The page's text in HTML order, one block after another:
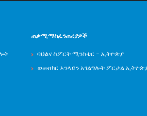
ጠቃሚ ማስፈንጠሪያዎች
ባህልና ስፖርት ሚንስቴር - ኢትዮጵያ
ወመዘክር ኦንላይን አገልግሎት ፖርታል